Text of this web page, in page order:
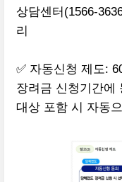
상담센터(1566-
리
✅ 자동신청 제도:
장려금 신청기간에
대상 포함 시 자동